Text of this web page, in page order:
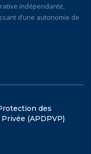
indépendante,
d’une autonomie de
des
(APDPVP)